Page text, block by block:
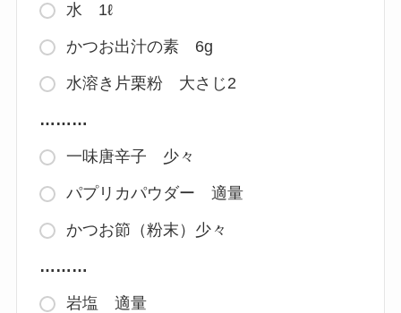
水 1ℓ
かつお出汁の素 6g
水溶き片栗粉 大さじ2
………
一味唐辛子 少々
パプリカパウダー 適量
かつお節（粉末）少々
………
岩塩 適量